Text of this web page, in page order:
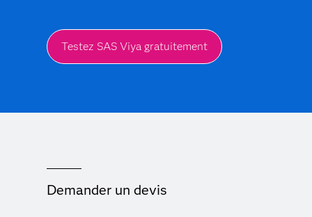
Testez SAS Viya gratuitement
Demander un devis